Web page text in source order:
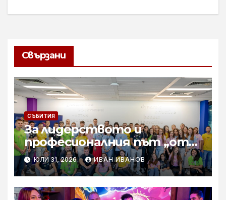
Свързани
СЪБИТИЯ
За лидерството и
професионалния път „от
извора“: Стажантите на
Vivacom се срещнаха с
Главния изпълнителен
директор Асен Великов
ЮЛИ 31, 2026 ИВАН ИВАНОВ